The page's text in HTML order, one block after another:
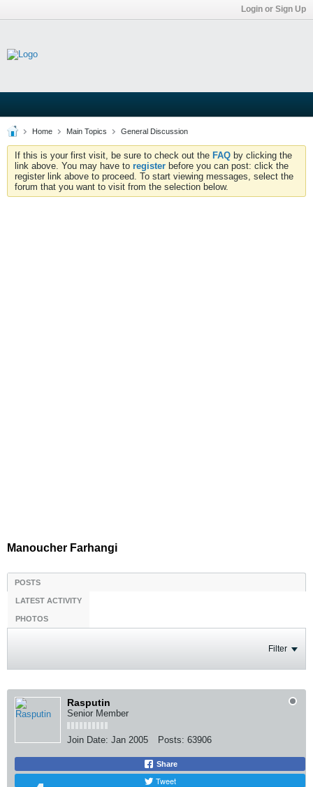
Login or Sign Up
Home Main Topics General Discussion
If this is your first visit, be sure to check out the FAQ by clicking the
link above. You may have to register before you can post: click the
register link above to proceed. To start viewing messages, select the
forum that you want to visit from the selection below.
Manoucher Farhangi
POSTS
LATEST ACTIVITY
PHOTOS
Filter
Rasputin
Senior Member
Join Date: Jan 2005 Posts: 63906
Share
Tweet